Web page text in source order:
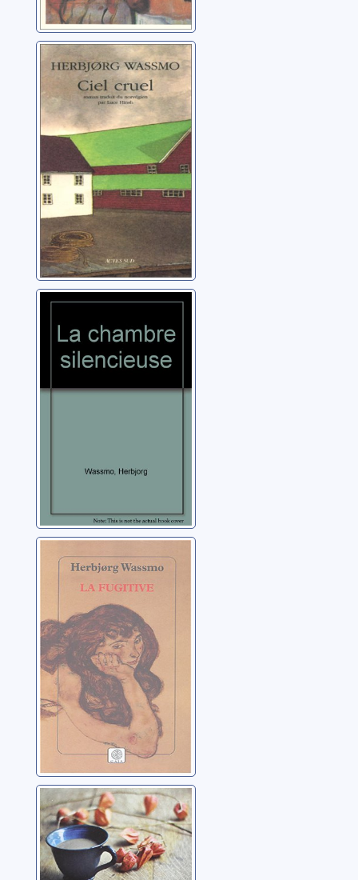
[Trilogie de Tora]:
[03]: Ciel cruel
Wassmo, Herbjorg
[Trilogie de Tora]:
[02]: La chambre
silencieuse
La fugitive:
roman
Wassmo, Herbjorg
Ces instants-là:
roman
Wassmo, Herbjorg